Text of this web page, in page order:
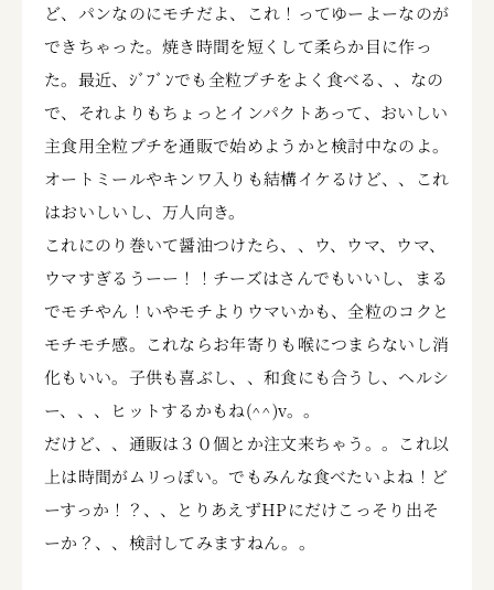
ど、パンなのにモチだよ、これ！ってゆーよーなのが
できちゃった。焼き時間を短くして柔らか目に作っ
た。最近、ｼﾞﾌﾞﾝでも全粒プチをよく食べる、、なの
で、それよりもちょっとインパクトあって、おいしい
主食用全粒プチを通販で始めようかと検討中なのよ。
オートミールやキンワ入りも結構イケるけど、、これ
はおいしいし、万人向き。
これにのり巻いて醤油つけたら、、ウ、ウマ、ウマ、
ウマすぎるうーー！！チーズはさんでもいいし、まる
でモチやん！いやモチよりウマいかも、全粒のコクと
モチモチ感。これならお年寄りも喉につまらないし消
化もいい。子供も喜ぶし、、和食にも合うし、ヘルシ
ー、、、ヒットするかもね(^^)v。。
だけど、、通販は３０個とか注文来ちゃう。。これ以
上は時間がムリっぽい。でもみんな食べたいよね！ど
ーすっか！？、、とりあえずHPにだけこっそり出そ
ーか？、、検討してみますねん。。